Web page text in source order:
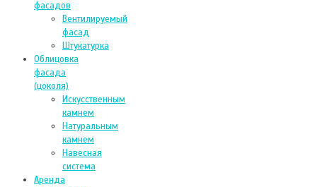
фасадов
Вентилируемый
фасад
Штукатурка
Облицовка
фасада
(цоколя)
Искусственным
камнем
Натуральным
камнем
Навесная
система
Аренда